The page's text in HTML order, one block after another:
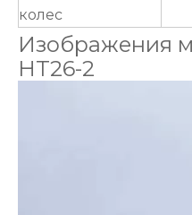
колес
Изображения
HT26-2